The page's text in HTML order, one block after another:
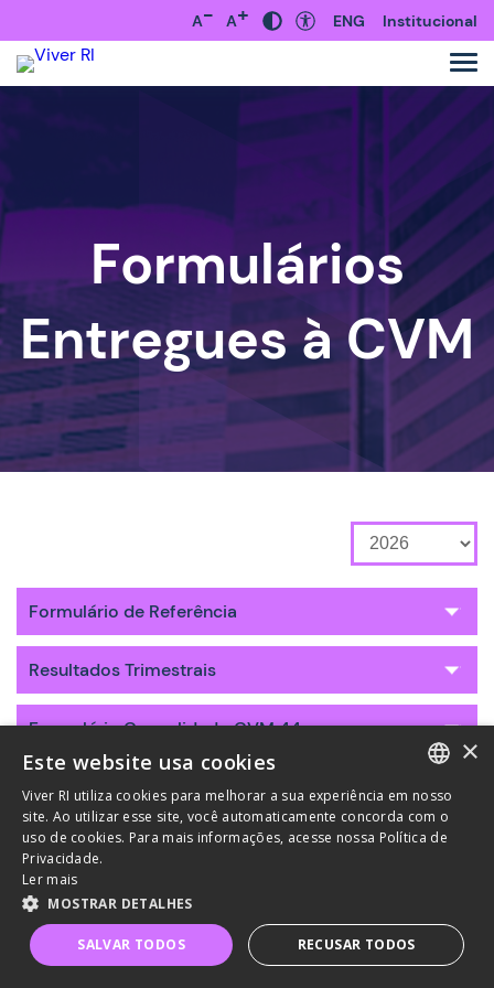
A- A+ ENG Institucional
Formulários
Entregues à CVM
Formulário de Referência
Resultados Trimestrais
Formulário Consolidado CVM 44
Política de Privacidade
Termos e Condições de Uso
Powered by MZ
PORTUGUESE
ENGLISH
×
Este website usa cookies
Viver RI utiliza cookies para melhorar a sua experiência em nosso
site. Ao utilizar esse site, você automaticamente concorda com o
uso de cookies. Para mais informações, acesse nossa Política de
Privacidade.
Ler mais
MOSTRAR DETALHES
SALVAR TODOS RECUSAR TODOS